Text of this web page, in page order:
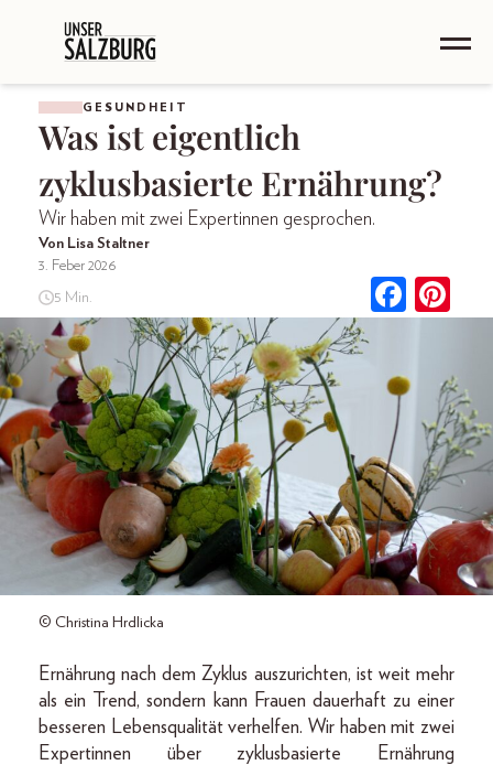
GESUNDHEIT
Was ist eigentlich
zyklusbasierte Ernährung?
Wir haben mit zwei Expertinnen gesprochen.
Von Lisa Staltner
3. Feber 2026
5 Min.
© Christina Hrdlicka
Ernährung nach dem Zyklus auszurichten, ist weit mehr
als ein Trend, sondern kann Frauen dauerhaft zu einer
besseren Lebensqualität verhelfen. Wir haben mit zwei
Expertinnen über zyklusbasierte Ernährung